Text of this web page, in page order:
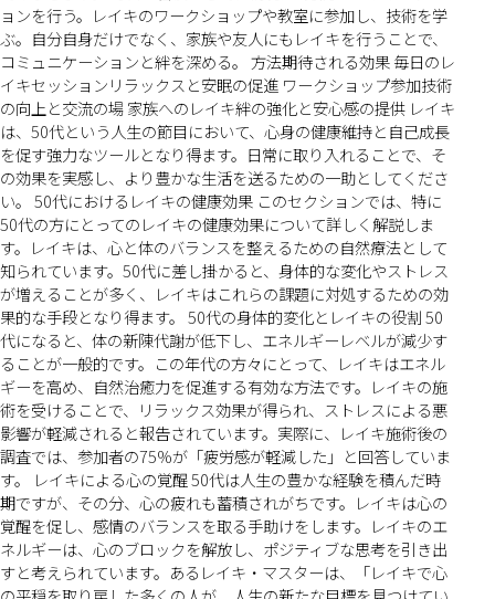
ョンを行う。レイキのワークショップや教室に参加し、技術を学
ぶ。自分自身だけでなく、家族や友人にもレイキを行うことで、
コミュニケーションと絆を深める。 方法期待される効果 毎日のレ
イキセッションリラックスと安眠の促進 ワークショップ参加技術
の向上と交流の場 家族へのレイキ絆の強化と安心感の提供 レイキ
は、50代という人生の節目において、心身の健康維持と自己成長
を促す強力なツールとなり得ます。日常に取り入れることで、そ
の効果を実感し、より豊かな生活を送るための一助としてくださ
い。 50代におけるレイキの健康効果 このセクションでは、特に
50代の方にとってのレイキの健康効果について詳しく解説しま
す。レイキは、心と体のバランスを整えるための自然療法として
知られています。50代に差し掛かると、身体的な変化やストレス
が増えることが多く、レイキはこれらの課題に対処するための効
果的な手段となり得ます。 50代の身体的変化とレイキの役割 50
代になると、体の新陳代謝が低下し、エネルギーレベルが減少す
ることが一般的です。この年代の方々にとって、レイキはエネル
ギーを高め、自然治癒力を促進する有効な方法です。レイキの施
術を受けることで、リラックス効果が得られ、ストレスによる悪
影響が軽減されると報告されています。実際に、レイキ施術後の
調査では、参加者の75%が「疲労感が軽減した」と回答していま
す。 レイキによる心の覚醒 50代は人生の豊かな経験を積んだ時
期ですが、その分、心の疲れも蓄積されがちです。レイキは心の
覚醒を促し、感情のバランスを取る手助けをします。レイキのエ
ネルギーは、心のブロックを解放し、ポジティブな思考を引き出
すと考えられています。あるレイキ・マスターは、「レイキで心